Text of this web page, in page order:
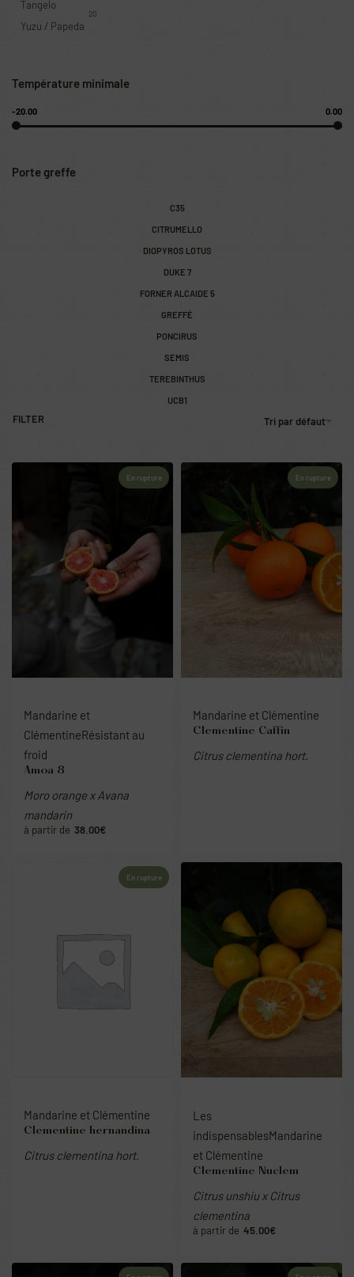
Tangelo
Yuzu / Papeda
20
Température minimale
-20.00 0.00
Porte greffe
C35
CITRUMELLO
DIOPYROS LOTUS
DUKE 7
FORNER ALCAIDE 5
GREFFÉ
PONCIRUS
SEMIS
TEREBINTHUS
UCB1
Tri par défaut
FILTER
En rupture
Mandarine et
ClémentineRésistant au
froid
Amoa 8
Moro orange x Avana
mandarin
38.00€
En rupture
Mandarine et Clémentine
Clementine Caffin
Citrus clementina hort.
En rupture
Mandarine et Clémentine
Clementine hernandina
Citrus clementina hort.
Les
indispensablesMandarine
et Clémentine
Clementine Nuclem
Citrus unshiu x Citrus
clementina
45.00€